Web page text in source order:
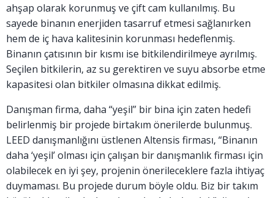
ahşap olarak korunmuş ve çift cam kullanılmış. Bu
sayede binanın enerjiden tasarruf etmesi sağlanırken
hem de iç hava kalitesinin korunması hedeflenmiş.
Binanın çatısının bir kısmı ise bitkilendirilmeye ayrılmış.
Seçilen bitkilerin, az su gerektiren ve suyu absorbe etme
kapasitesi olan bitkiler olmasına dikkat edilmiş.
Danışman firma, daha “yeşil” bir bina için zaten hedefi
belirlenmiş bir projede birtakım önerilerde bulunmuş.
LEED danışmanlığını üstlenen Altensis firması, “Binanın
daha ‘yeşil’ olması için çalışan bir danışmanlık firması için
olabilecek en iyi şey, projenin önerileceklere fazla ihtiyaç
duymaması. Bu projede durum böyle oldu. Biz bir takım